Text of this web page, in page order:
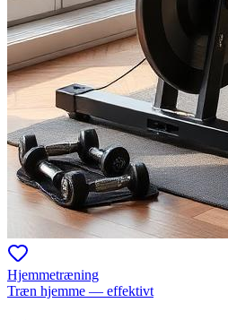
Hjemmetræning
Træn hjemme — effektivt